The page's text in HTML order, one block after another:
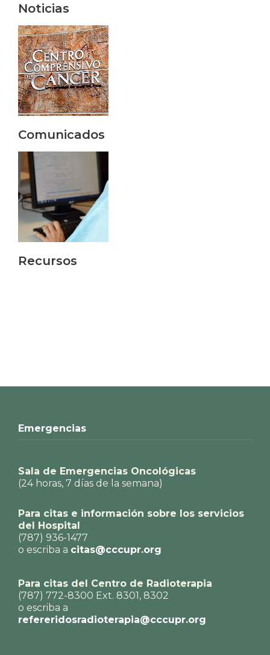
Noticias
Comunicados
Recursos
Emergencias
Sala de Emergencias Oncológicas
(24 horas, 7 días de la semana)
Para citas e información sobre los servicios
del Hospital
(787) 936-1477
o escriba a citas@cccupr.org
Para citas del Centro de Radioterapia
(787) 772-8300 Ext. 8301, 8302
o escriba a
refereridosradioterapia@cccupr.org